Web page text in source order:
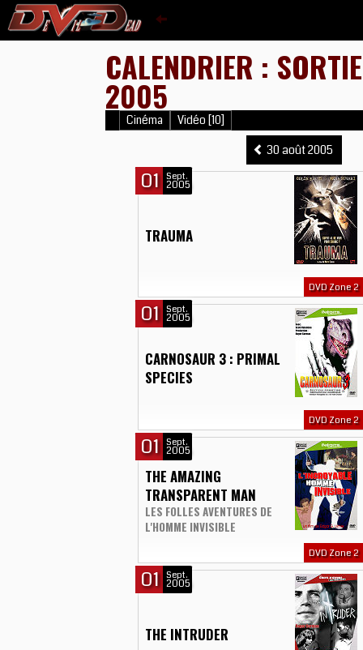
CALENDRIER :
2005
Cinéma Vidéo [10]
30 août 2005
01 Sept.
2005
TRAUMA
DVD Zone 2
01 Sept.
2005
CARNOSAUR 3 : PRIMAL
SPECIES
DVD Zone 2
01 Sept.
2005
THE AMAZING
TRANSPARENT MAN
LES FOLLES AVENTURES DE
L'HOMME INVISIBLE
DVD Zone 2
01 Sept.
2005
THE INTRUDER